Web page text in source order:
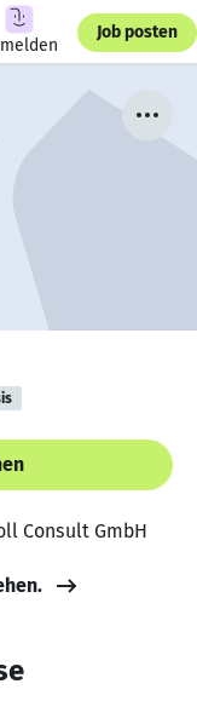
Job posten
Consult GmbH